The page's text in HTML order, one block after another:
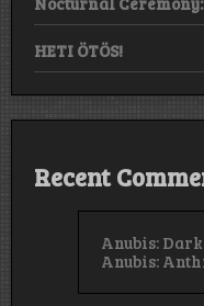
HETI ÖTÖS!
Recent
Anubis:
Anubis: